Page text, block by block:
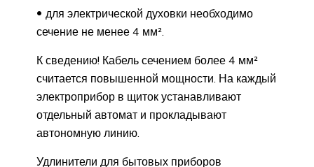
для электрической духовки необходимо
сечение не менее 4 мм².
К сведению! Кабель сечением более 4 мм²
считается повышенной мощности. На каждый
электроприбор в щиток устанавливают
отдельный автомат и прокладывают
автономную линию.
Удлинители для бытовых приборов